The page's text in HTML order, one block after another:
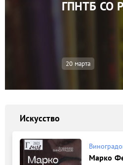
ГПНТБ СО
20 марта
Искусство
Марко